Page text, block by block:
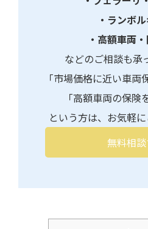
・ランボ
・高額車両
などのご相談も承
「市場価格に近い車両
「高額車両の保険
という方は、お気軽に
無料相